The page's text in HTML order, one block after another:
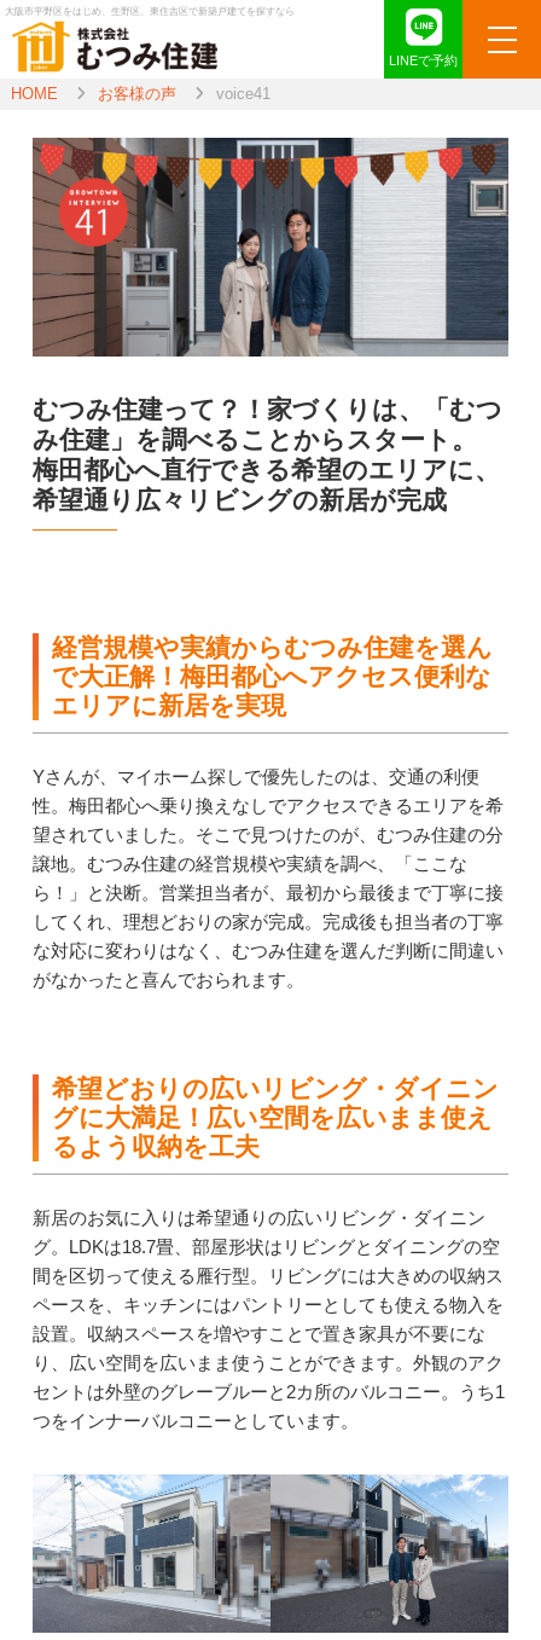
大阪市平野区をはじめ、生野区、東住吉区で新築戸建てを探すなら
LINEで予約
HOME お客様の声 voice41
むつみ住建って？！家づくりは、「むつ
み住建」を調べることからスタート。
梅田都心へ直行できる希望のエリアに、
希望通り広々リビングの新居が完成
経営規模や実績からむつみ住建を選ん
で大正解！梅田都心へアクセス便利な
エリアに新居を実現
Yさんが、マイホーム探しで優先したのは、交通の利便
性。梅田都心へ乗り換えなしでアクセスできるエリアを希
望されていました。そこで見つけたのが、むつみ住建の分
譲地。むつみ住建の経営規模や実績を調べ、「ここな
ら！」と決断。営業担当者が、最初から最後まで丁寧に接
してくれ、理想どおりの家が完成。完成後も担当者の丁寧
な対応に変わりはなく、むつみ住建を選んだ判断に間違い
がなかったと喜んでおられます。
希望どおりの広いリビング・ダイニン
グに大満足！広い空間を広いまま使え
るよう収納を工夫
新居のお気に入りは希望通りの広いリビング・ダイニン
グ。LDKは18.7畳、部屋形状はリビングとダイニングの空
間を区切って使える雁行型。リビングには大きめの収納ス
ペースを、キッチンにはパントリーとしても使える物入を
設置。収納スペースを増やすことで置き家具が不要にな
り、広い空間を広いまま使うことができます。外観のアク
セントは外壁のグレーブルーと2カ所のバルコニー。うち1
つをインナーバルコニーとしています。